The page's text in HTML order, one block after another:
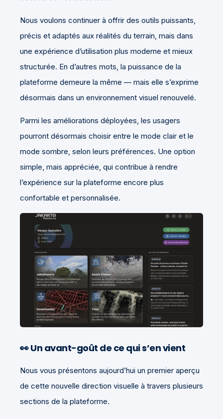
Nous voulons continuer à offrir des outils puissants,
précis et adaptés aux réalités du terrain, mais dans
une expérience d’utilisation plus moderne et mieux
structurée. En d’autres mots, la puissance de la
plateforme demeure la même — mais elle s’exprime
désormais dans un environnement visuel renouvelé.
Parmi les améliorations déployées, les usagers
pourront désormais choisir entre le mode clair et le
mode sombre, selon leurs préférences. Une option
simple, mais appréciée, qui contribue à rendre
l’expérience sur la plateforme encore plus
confortable et personnalisée.
👀 Un avant-goût de ce qui s’en vient
Nous vous présentons aujourd’hui un premier aperçu
de cette nouvelle direction visuelle à travers plusieurs
sections de la plateforme.